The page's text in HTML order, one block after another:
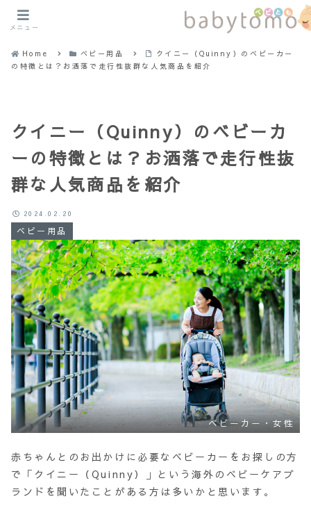
Home ベビー用品
クイニー（Quinny）のベビーカー
の特徴とは？お洒落で走行性抜群な人気商品を紹介
クイニー（Quinny）のベビーカ
ーの特徴とは？お洒落で走行性抜
群な人気商品を紹介
ベビー用品
ベビーカー・女性
2024.02.20
赤ちゃんとのお出かけに必要なベビーカーをお探しの方
で「クイニー（Quinny）」という海外のベビーケアブ
ランドを聞いたことがある方は多いかと思います。
メニュー